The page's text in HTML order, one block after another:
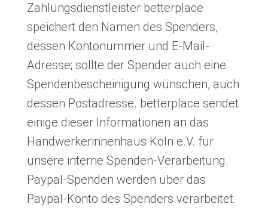
Zahlungsdienstleister betterplace
speichert den Namen des Spenders,
dessen Kontonummer und E-Mail-
Adresse; sollte der Spender auch eine
Spendenbescheinigung wünschen, auch
dessen Postadresse. betterplace sendet
einige dieser Informationen an das
Handwerkerinnenhaus Köln e.V. für
unsere interne Spenden-Verarbeitung.
Paypal-Spenden werden über das
Paypal-Konto des Spenders verarbeitet.